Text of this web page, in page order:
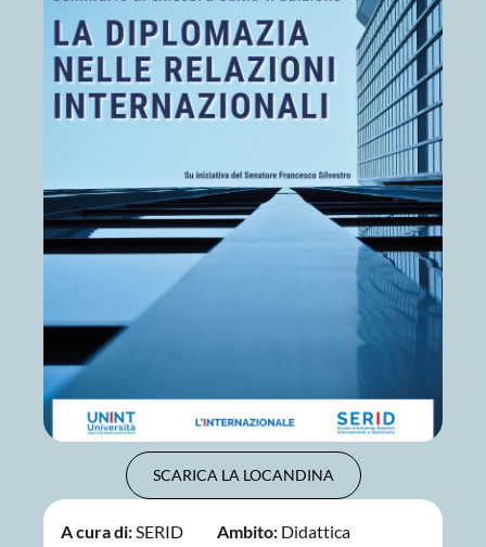
SCARICA LA LOCANDINA
A cura di: SERID Ambito: Didattica